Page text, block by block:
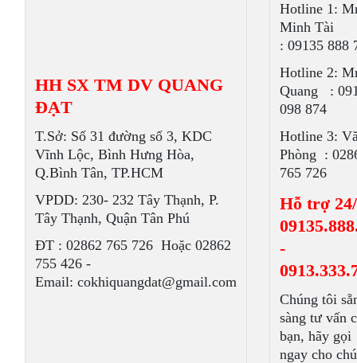
HH SX TM DV QUANG
ĐẠT
T.Sở: Số 31 đường số 3, KDC
Vĩnh Lộc, Bình Hưng Hòa,
Q.Bình Tân, TP.HCM
VPDD: 230- 232 Tây Thạnh, P.
Tây Thạnh, Quận Tân Phú
ÐT : 02862 765 726 Hoặc 02862
755 426 -
Email: cokhiquangdat@gmail.com
Hotline 1:
Minh Tài
: 09135 888
Hotline 2:
Quang :
098 874
Hotline 3:
Phòng :
765 726
Hỗ trợ
-
Chúng tôi
sàng tư vấn
bạn, hãy gọi
ngay cho